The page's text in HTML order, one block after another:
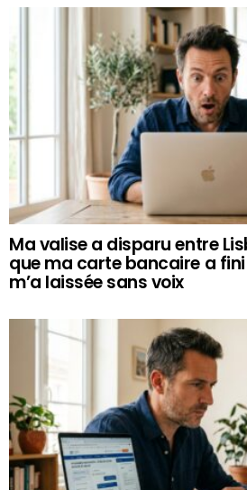
Ma valise a disparu entre
que ma carte bancaire a
m’a laissée sans voix